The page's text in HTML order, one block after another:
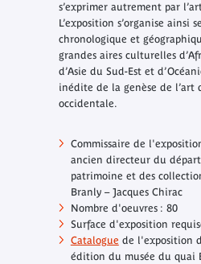
s’exprimer autrement par
L’exposition s’organise ainsi
chronologique et
grandes aires culturelles
d’Asie du Sud-Est et
inédite de la genèse de l’art
occidentale.
Commissaire de
ancien directeur du
patrimoine et des
Branly – Jacques Chirac
Nombre d'oeuvres : 80
Surface d'exposition
Catalogue de l'exposition
édition du musée du quai